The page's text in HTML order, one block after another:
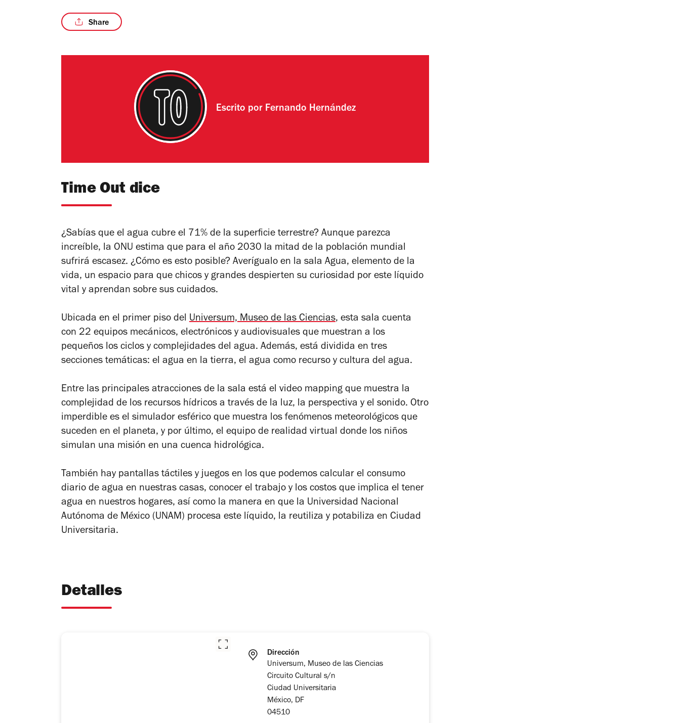
Share
Escrito por Fernando Hernández
Time Out dice
¿Sabías que el agua cubre el 71% de la superficie terrestre? Aunque parezca
increíble, la ONU estima que para el año 2030 la mitad de la población mundial
sufrirá escasez. ¿Cómo es esto posible? Averígualo en la sala Agua, elemento de la
vida, un espacio para que chicos y grandes despierten su curiosidad por este líquido
vital y aprendan sobre sus cuidados.
Ubicada en el primer piso del Universum, Museo de las Ciencias, esta sala cuenta
con 22 equipos mecánicos, electrónicos y audiovisuales que muestran a los
pequeños los ciclos y complejidades del agua. Además, está dividida en tres
secciones temáticas: el agua en la tierra, el agua como recurso y cultura del agua.
Entre las principales atracciones de la sala está el video mapping que muestra la
complejidad de los recursos hídricos a través de la luz, la perspectiva y el sonido. Otro
imperdible es el simulador esférico que muestra los fenómenos meteorológicos que
suceden en el planeta, y por último, el equipo de realidad virtual donde los niños
simulan una misión en una cuenca hidrológica.
También hay pantallas táctiles y juegos en los que podemos calcular el consumo
diario de agua en nuestras casas, conocer el trabajo y los costos que implica el tener
agua en nuestros hogares, así como la manera en que la Universidad Nacional
Autónoma de México (UNAM) procesa este líquido, la reutiliza y potabiliza en Ciudad
Universitaria.
Detalles
Dirección
Universum, Museo de las Ciencias
Circuito Cultural s/n
Ciudad Universitaria
México, DF
04510